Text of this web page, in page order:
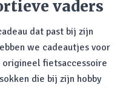
vaders
dat past bij zijn
we cadeautjes voor
origineel fietsaccessoire
die bij zijn hobby